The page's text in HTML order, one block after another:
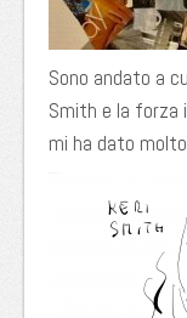
Sono andato a
Smith e la forza
mi ha dato